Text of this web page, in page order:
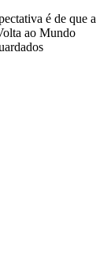
é de que a
ao Mundo